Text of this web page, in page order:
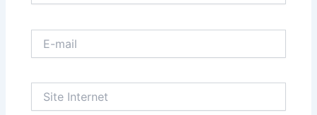
mail
Internet